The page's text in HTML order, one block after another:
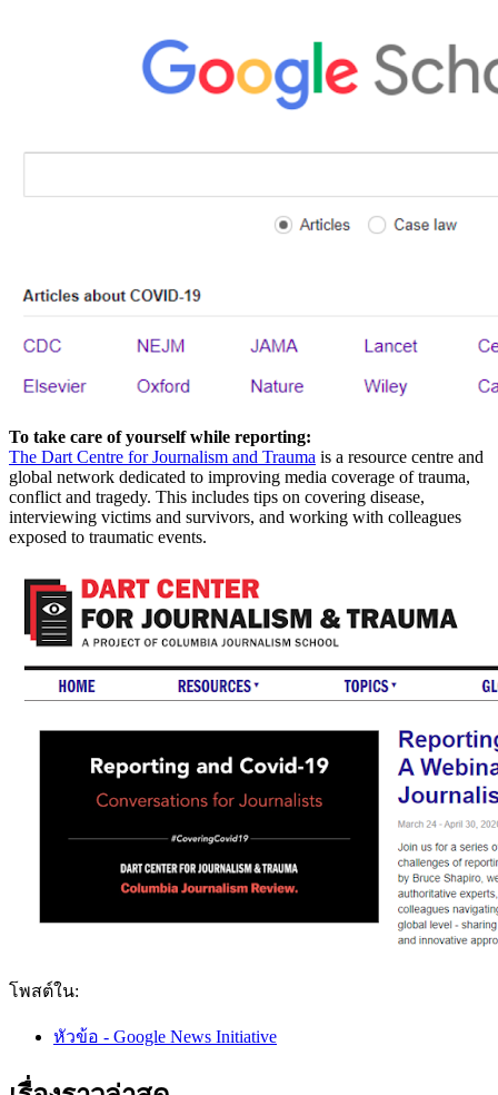
To take care of yourself while reporting:
The Dart Centre for Journalism and Trauma is a resource centre and
global network dedicated to improving media coverage of trauma,
conflict and tragedy. This includes tips on covering disease,
interviewing victims and survivors, and working with colleagues
exposed to traumatic events.
โพสต์ใน:
หัวข้อ - Google News Initiative